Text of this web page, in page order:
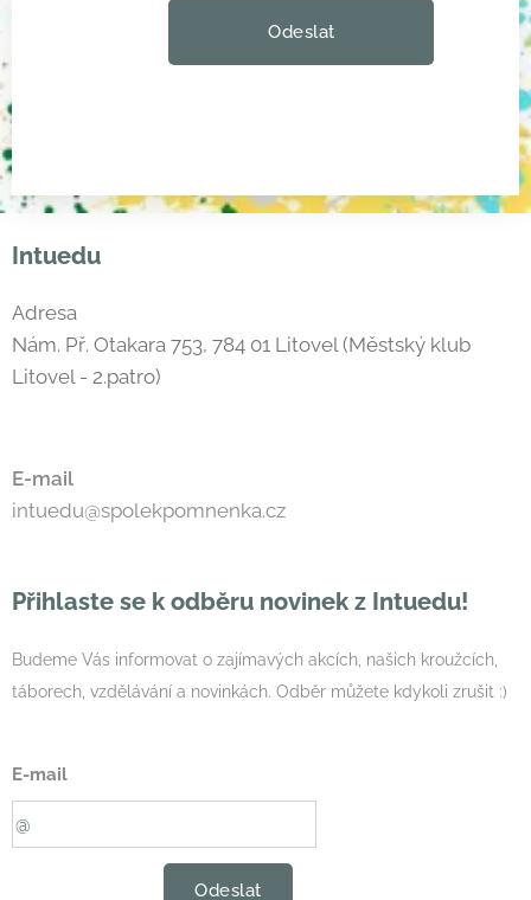
Odeslat
Intuedu
Adresa
Nám. Př. Otakara 753, 784 01 Litovel (Městský klub
Litovel - 2.patro)
E-mail
intuedu@spolekpomnenka.cz
Přihlaste se k odběru novinek z Intuedu!
Budeme Vás informovat o zajímavých akcích, našich kroužcích,
táborech, vzdělávání a novinkách. Odběr můžete kdykoli zrušit :)
E-mail
Odeslat